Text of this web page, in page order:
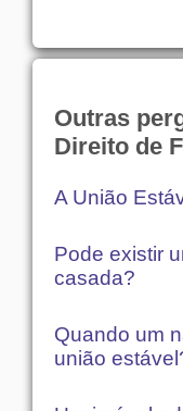
Outras
Direito de
A União
Pode existir
casada?
Quando um
união